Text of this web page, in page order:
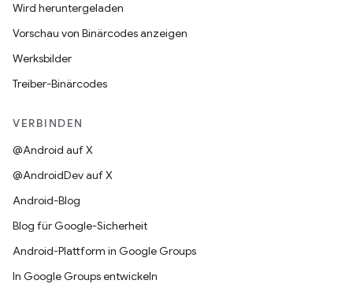
Wird heruntergeladen
Vorschau von Binärcodes anzeigen
Werksbilder
Treiber-Binärcodes
VERBINDEN
@Android auf X
@AndroidDev auf X
Android-Blog
Blog für Google-Sicherheit
Android-Plattform in Google Groups
In Google Groups entwickeln